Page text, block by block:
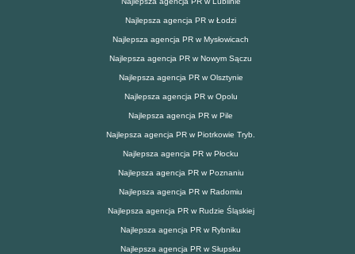
Najlepsza agencja PR w Łodzi
Najlepsza agencja PR w Mysłowicach
Najlepsza agencja PR w Nowym Sączu
Najlepsza agencja PR w Olsztynie
Najlepsza agencja PR w Opolu
Najlepsza agencja PR w Pile
Najlepsza agencja PR w Piotrkowie Tryb.
Najlepsza agencja PR w Płocku
Najlepsza agencja PR w Poznaniu
Najlepsza agencja PR w Radomiu
Najlepsza agencja PR w Rudzie Śląskiej
Najlepsza agencja PR w Rybniku
Najlepsza agencja PR w Słupsku